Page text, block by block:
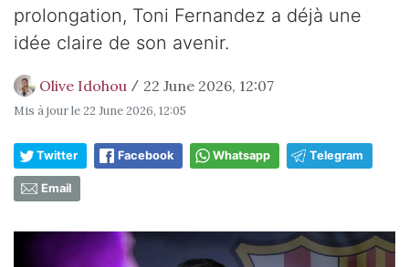
prolongation, Toni Fernandez a déjà une
idée claire de son avenir.
Olive Idohou / 22 June 2026, 12:07
Mis à jour le22 June 2026, 12:05
Twitter Facebook Whatsapp Telegram
Email